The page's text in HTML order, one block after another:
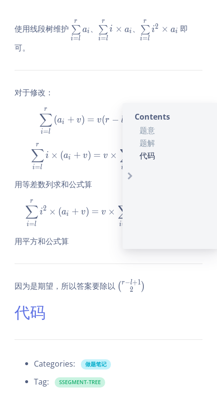
Contents
题意
题解
代码
e
v
e
1
使用线段树维护 \s
u
i
{i
=
a
i=l
∑
r
ai 、 \s
u
i
{i
=
i
a
i=l
∑
r
i × ai 、 \s
u
i
{i
=
l}
^r
i^
i=l
∑
r
i2 × ai 即
可。
对于修改：
\sum\limits_{i =
i=l
∑
r
(ai + v) = v(r − l 1)+∑a
\sum\limits_{i = l}^ri
i=l
∑
r
i × (ai + v) = v ×
i
∑ +∑
r
用等差数列求和公式算
\sum\limits_{i = l}^ri^2
i=l
∑
r
i2 × (ai + v) = v ×
i=
∑
用平方和公式算
因为是期望，所以答案要除以 \b
in
- l
( 2
r−l+1)
代码
Categories: 做题笔记
Tag: SSEGMENT-TREE